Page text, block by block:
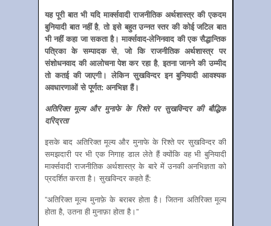
यह पूरी बात भी यदि मार्क्‍सवादी राजनीतिक अर्थशास्‍त्र की एकदम
बुनियादी बात नहीं है, तो इसे बहुत उन्‍नत स्‍तर की कोई जटिल बात
भी नहीं कहा जा सकता है। मार्क्‍सवाद-लेनिनवाद की एक सैद्धान्तिक
पत्रिका के सम्‍पादक से, जो कि राजनीतिक अर्थशास्‍त्र पर
संशोधनवाद की आलोचना पेश कर रहा है, इतना जानने की उम्‍मीद
तो कतई की जाएगी। लेकिन सुखविन्‍दर इन बुनियादी आवश्‍यक
अवधारणाओं से पूर्णत: अनभिज्ञ हैं।
अतिरिक्‍त मूल्‍य और मुनाफे के रिश्‍ते पर सुखविन्‍दर की बौद्धिक
दरिद्रता
इसके बाद अतिरिक्‍त मूल्‍य और मुनाफे के रिश्‍ते पर सुखविन्‍दर की
समझदारी पर भी एक निगाह डाल लेते हैं क्‍योंकि वह भी बुनियादी
मार्क्‍सवादी राजनीतिक अर्थशास्‍त्र के बारे में उनकी अनभिज्ञता को
प्रदर्शित करता है। सुखविन्‍दर कहते हैं:
”अतिरिक्त मूल्य मुनाफ़े के बराबर होता है। जितना अतिरिक्त मूल्य
होता है, उतना ही मुनाफ़ा होता है।”